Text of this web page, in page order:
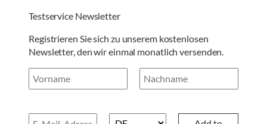
Testservice Newsletter
Registrieren Sie sich zu unserem kostenlosen
Newsletter, den wir einmal monatlich versenden.